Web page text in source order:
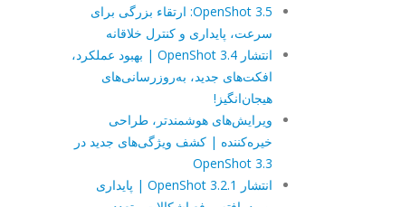
OpenShot 3.5: ارتقاء بزرگی برای
سرعت، پایداری و کنترل خلاقانه
انتشار OpenShot 3.4 | بهبود عملکرد،
افکت‌های جدید، به‌روزرسانی‌های
هیجان‌انگیز!
ویرایش‌های هوشمندتر، طراحی
خیره‌کننده | کشف ویژگی‌های جدید در
OpenShot 3.3
انتشار OpenShot 3.2.1 | پایداری